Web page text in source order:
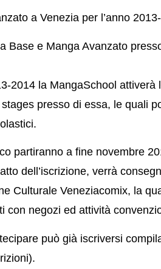
a Venezia per l’anno
Base e Manga Avanzato
2014 la MangaSchool attiverà
presso di essa, le quali
partiranno a fine novembre
dell’iscrizione, verrà
Culturale Veneziacomix, la
con negozi ed attività
può già iscriversi